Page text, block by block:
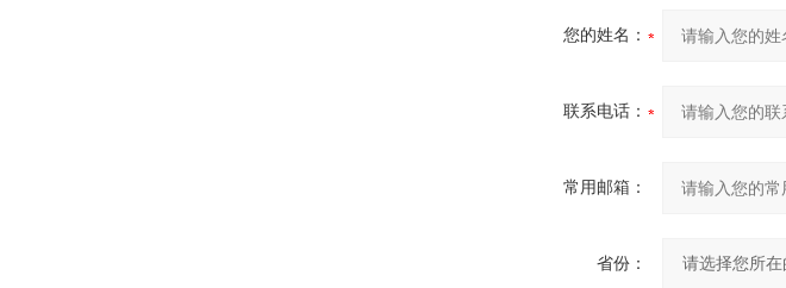
您的姓名：
联系电话：
常用邮箱：
省份：